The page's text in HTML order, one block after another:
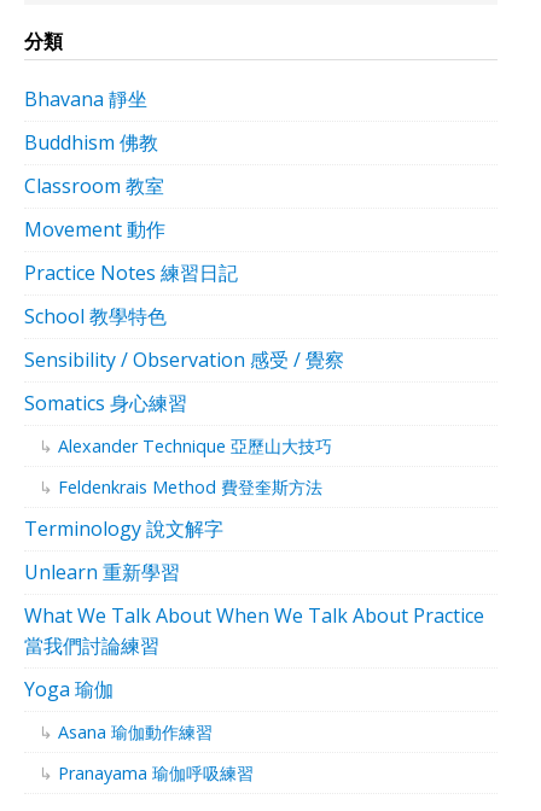
分類
Bhavana 靜坐
Buddhism 佛教
Classroom 教室
Movement 動作
Practice Notes 練習日記
School 教學特色
Sensibility / Observation 感受 / 覺察
Somatics 身心練習
Alexander Technique 亞歷山大技巧
Feldenkrais Method 費登奎斯方法
Terminology 說文解字
Unlearn 重新學習
What We Talk About When We Talk About Practice
當我們討論練習
Yoga 瑜伽
Asana 瑜伽動作練習
Pranayama 瑜伽呼吸練習